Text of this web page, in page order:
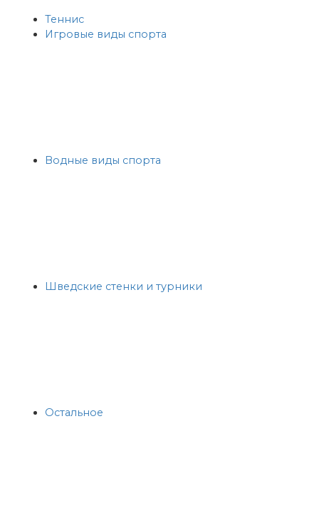
Теннис
Игровые виды спорта
Водные виды спорта
Шведские стенки и турники
Остальное